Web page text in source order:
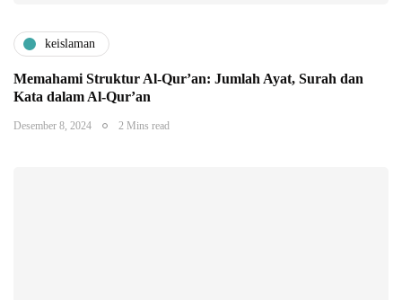
keislaman
Memahami Struktur Al-Qur’an: Jumlah Ayat, Surah dan
Kata dalam Al-Qur’an
Desember 8, 2024 2 Mins read